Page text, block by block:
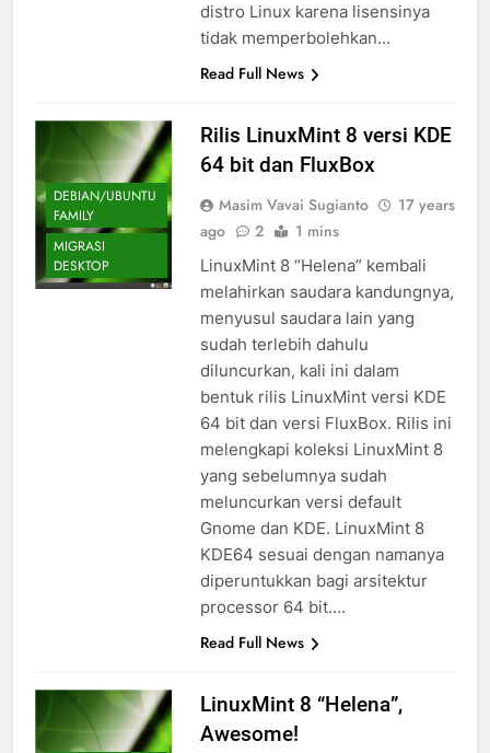
distro Linux karena lisensinya
tidak memperbolehkan…
Read Full News
DEBIAN/UBUNTU
FAMILY
MIGRASI
DESKTOP
Rilis LinuxMint 8 versi KDE
64 bit dan FluxBox
Masim Vavai Sugianto
17 years
ago
2 1 mins
LinuxMint 8 “Helena” kembali
melahirkan saudara kandungnya,
menyusul saudara lain yang
sudah terlebih dahulu
diluncurkan, kali ini dalam
bentuk rilis LinuxMint versi KDE
64 bit dan versi FluxBox. Rilis ini
melengkapi koleksi LinuxMint 8
yang sebelumnya sudah
meluncurkan versi default
Gnome dan KDE. LinuxMint 8
KDE64 sesuai dengan namanya
diperuntukkan bagi arsitektur
processor 64 bit….
Read Full News
LinuxMint 8 “Helena”,
Awesome!